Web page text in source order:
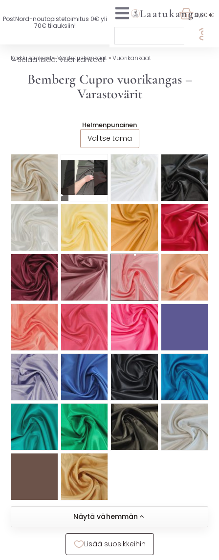
PostNord-noutopistetoimitus 0€ yli
70€ tilauksiin!
UUTTA VALIKOIMASSA
KAIKKI KANKAAT
SISUSTUSKANKAAT
YLEISKANKAAT
LISENSOIDUT KANKAAT
KANKAAT A-Ö
MUUT
🔖 OUTLET
OHJEITA
USEIN KYSYTTYÄ
OTA YHTEYTTÄ
Laatukangas0,00 €
Kaikki kankaat»Vaatetuskankaat»Vuorikankaat
←Selaa lisää: Vuorikankaat
Bemberg Cupro vuorikangas –
Varastovärit
Helmenpunainen
Valitse tämä
▶
Näytä vähemmän
Lisää suosikkeihin